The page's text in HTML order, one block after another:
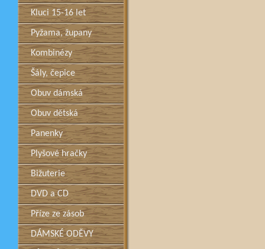
Kluci 15-16 let
Pyžama, župany
Kombinézy
Šály, čepice
Obuv dámská
Obuv dětská
Panenky
Plyšové hračky
Bižuterie
DVD a CD
Příze ze zásob
DÁMSKÉ ODĚVY